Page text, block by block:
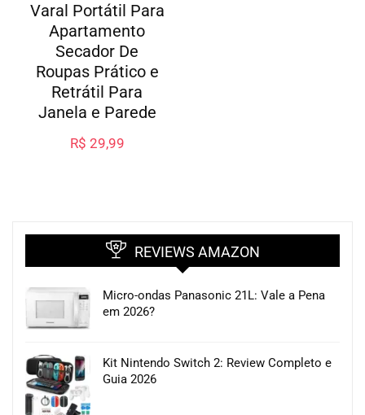
Varal Portátil Para
Apartamento
Secador De
Roupas Prático e
Retrátil Para
Janela e Parede
R$ 29,99
REVIEWS AMAZON
Micro-ondas Panasonic 21L: Vale a Pena
em 2026?
Kit Nintendo Switch 2: Review Completo e
Guia 2026